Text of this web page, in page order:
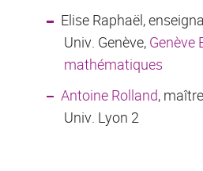
Elise Raphaël,
Univ. Genève, Genève
mathématiques
Antoine Rolland,
Univ. Lyon 2